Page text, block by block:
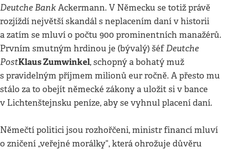
Deutche BankAckermann. V Německu se totiž právě
rozjíždí největší skandál s neplacením daní v historii
a zatím se mluví o počtu 900 prominentních manažérů.
Prvním smutným hrdinou je (bývalý) šéfDeutche
PostKlaus Zumwinkel, schopný a bohatý muž
s pravidelným příjmem milionů eur ročně. A přesto mu
stálo za to obejít německé zákony a uložit si v bance
v Lichtenštejnsku peníze, aby se vyhnul placení daní.
Němečtí politici jsou rozhořčeni, ministr financí mluví
o zničení „veřejné morálky“, která ohrožuje důvěru